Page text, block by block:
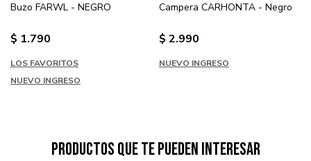
Buzo FARWL - NEGRO
$ 1.790
LOS FAVORITOS
NUEVO INGRESO
Campera CARHONTA - Negro
$ 2.990
NUEVO INGRESO
Productos que te pueden interesar